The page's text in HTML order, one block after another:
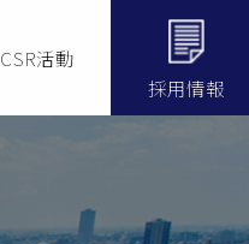
CSR活動
採用情報